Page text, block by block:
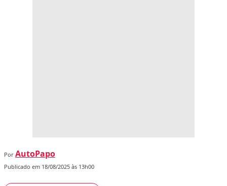
Por AutoPapo
Publicado em 18/08/2025 às 13h00